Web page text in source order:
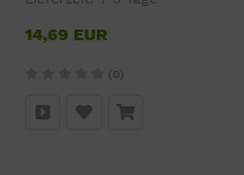
14,69 EUR
(0)